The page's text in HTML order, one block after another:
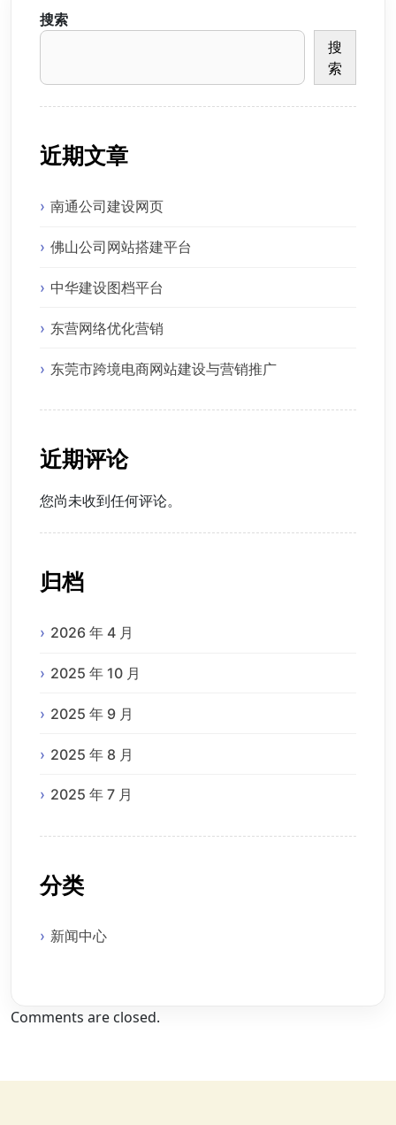
搜索
搜
索
近期文章
南通公司建设网页
佛山公司网站搭建平台
中华建设图档平台
东营网络优化营销
东莞市跨境电商网站建设与营销推广
近期评论
您尚未收到任何评论。
归档
2026 年 4 月
2025 年 10 月
2025 年 9 月
2025 年 8 月
2025 年 7 月
分类
新闻中心
Comments are closed.